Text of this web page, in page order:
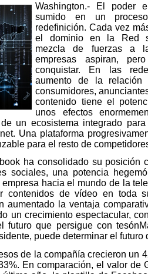
Washington.- El poder
sumido en un
redefinición. Cada vez
el dominio en la Red
mezcla de fuerzas a
empresas aspiran,
conquistar. En las
aumento de la relación
consumidores,
contenido tiene el
unos efectos
un ecosistema integrado
Una plataforma
para el resto de
ha consolidado su posición
sociales, una potencia
hacia el mundo de la
contenidos de vídeo en toda
aumentado la ventaja
un crecimiento espectacular,
que persigue con
puede determinar el futuro
de la compañía crecieron un
En comparación, el valor de